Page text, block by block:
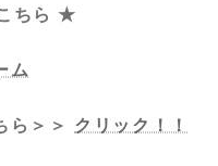
ちら ★
ム
ら＞＞ クリック！！